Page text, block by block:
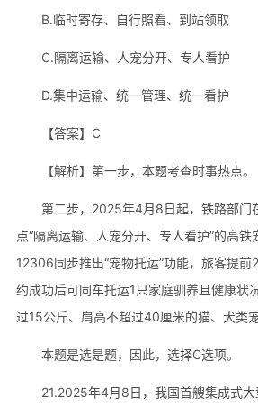
B.临时寄存、自行照看、到站领取
C.隔离运输、人宠分开、专人看护
D.集中运输、统一管理、统一看护
【答案】C
【解析】第一步，本题考查时事热点。
第二步，2025年4月8日起，铁路部门
点“隔离运输、人宠分开、专人看护”的高
12306同步推出“宠物托运”功能，旅客提
约成功后可同车托运1只家庭驯养且健康状
过15公斤、肩高不超过40厘米的猫、犬类
本题是选是题，因此，选择C选项。
21.2025年4月8日，我国首艘集成式